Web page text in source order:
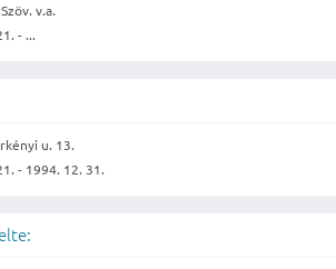
v.a.
- ...
u. 13.
- 1994. 12. 31.